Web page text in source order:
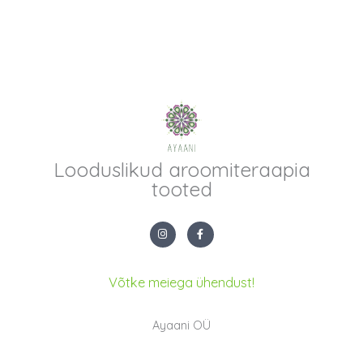
Looduslikud aroomiteraapia
tooted
I
n
s
g
r
F
a
c
o
o
f
Võtke meiega ühendust!
Ayaani OÜ